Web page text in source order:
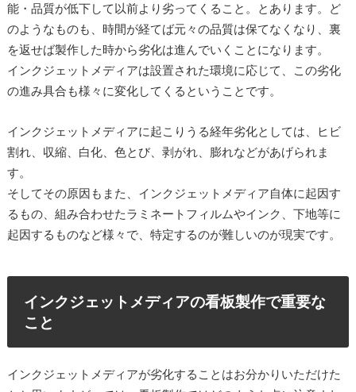
能・品質が低下して以前より劣ってくること。とあります。ど
のようなものも、時間が経てば元々の品質は保てなくなり、裏
を返せば製作した時から劣化は進んでいくことになります。
インクジェットメディアは設置された環境に応じて、この劣化
の進み具合も様々に変化してくるということです。
インクジェットメディアに起こりうる経年劣化としては、ヒビ
割れ、収縮、白化、色とび、剥がれ、膨れなどがあげられま
す。
そしてその原因もまた、インクジェットメディア自体に起因す
るもの、組み合わせたラミネートフィルムやインク、下地等に
起因するものなど様々で、特定するのが難しいのが現実です。
インクジェットメディアの看板製作で重要な
こと
インクジェットメディアが劣化することはお分かりいただけた